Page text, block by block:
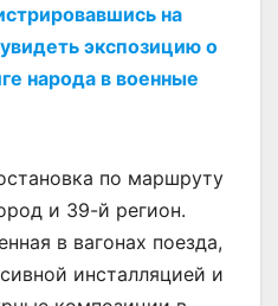
на
экспозицию о
народа в военные
по маршруту
и 39-й регион.
в вагонах поезда,
инсталляцией и